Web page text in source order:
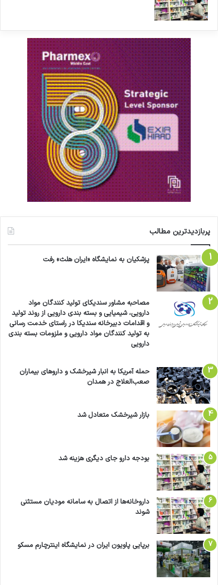
پربازدیدترین مطالب
پزشکیان به نمایشگاه «ایران هلث» رفت
مصاحبه مشاور سندیکای تولید کنندگان مواد
دارویی، شیمیایی و بسته بندی دارویی از روند تولید
و اقدامات دبیرخانه سندیکا در راستای خدمت رسانی
به تولید کنندگان مواد دارویی و ملزومات بسته بندی
دارویی
حمله آمریکا به انبار شیرخشک و داروهای بیماران
صعب‌العلاج در همدان
بازار شیرخشک متعادل شد
بودجه دارو جای دیگری هزینه شد
داروخانه‌ها از اتصال به سامانه مودیان مستثنی
شوند
برپایی پاویون ایران در نمایشگاه اینترچارم مسکو